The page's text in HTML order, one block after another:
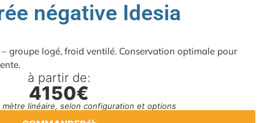
négative Idesia
groupe logé, froid ventilé. Conservation optimale pour
à partir de:
4150€
mètre linéaire, selon configuration et options